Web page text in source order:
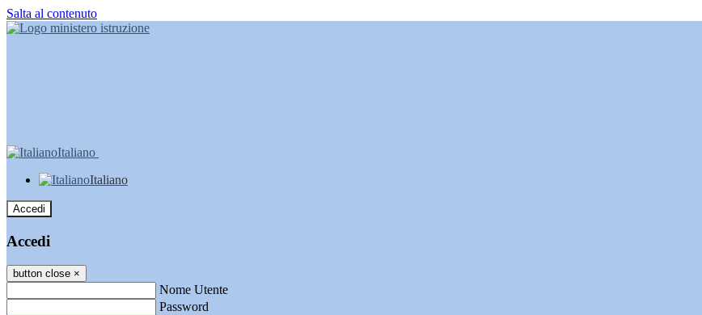
Salta al contenuto
Italiano
Italiano
Accedi
Accedi
button close ×
Nome Utente
Password